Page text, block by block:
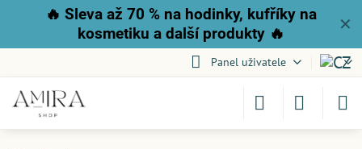
✕
🔥 Sleva až 70 % na hodinky, kufříky na
kosmetiku a další produkty 🔥
Panel uživatele